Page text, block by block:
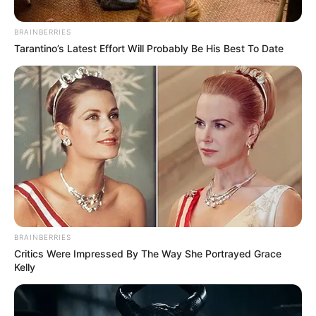
MILLONARIOS
Millonarios no pasó del empate contra
Sao Paulo: papelón de Novoa y
Contreras
MILLONARIOS FC
Millonarios no pudo ganar
São Paulo por la Copa
Sudamericana
COPA LIBERTADORES
BRAINBERRIES
Tarantino’s Latest Effort Will Probably Be His Best To Date
BRAINBERRIES
Critics Were Impressed By The Way She Portrayed Grace
Kelly